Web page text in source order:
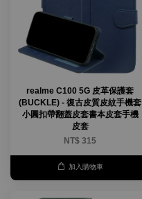
realme C100 5G 皮革保護套
(BUCKLE) - 復古皮質皮紋手機套
小圓扣帶翻蓋皮套書本皮套手機
皮套
NT$ 315
加入購物車